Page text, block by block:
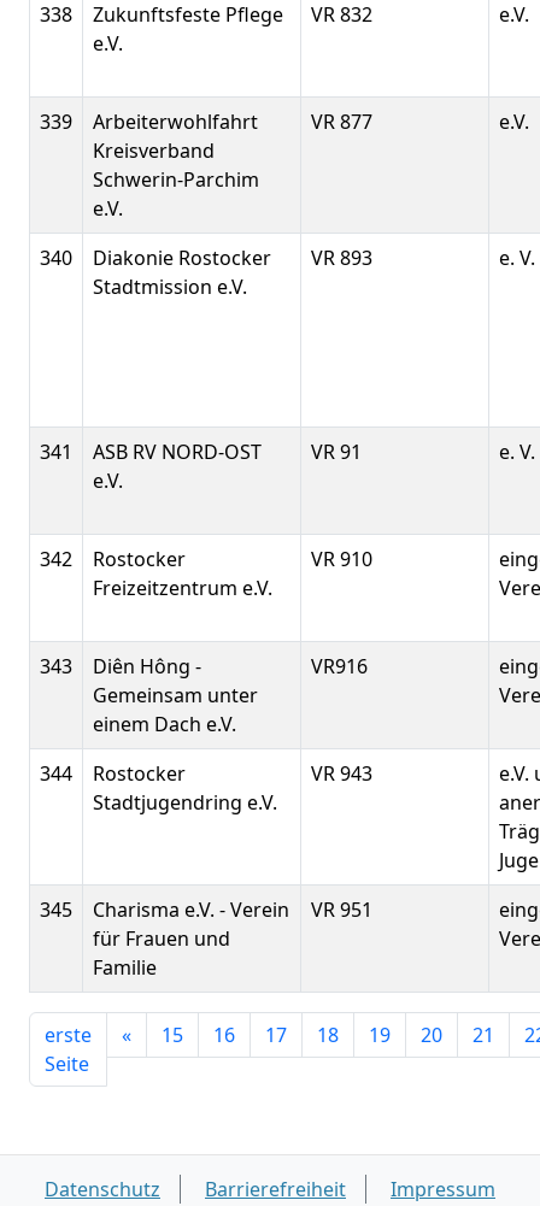
338
Zukunftsfeste Pflege
e.V.
VR 832 e.V.
339
Arbeiterwohlfahrt
Kreisverband
Schwerin-Parchim
e.V.
VR 877 e.V.
340
Diakonie Rostocker
Stadtmission e.V.
VR 893 e. V.
341
ASB RV NORD-OST
e.V.
VR 91 e. V.
342
Rostocker
Freizeitzentrum e.V.
VR 910
343
Diên Hông -
Gemeinsam unter
einem Dach e.V.
VR916
344
Rostocker
Stadtjugendring e.V.
VR 943
e.V.
345
Charisma e.V. - Verein
für Frauen und
Familie
VR 951
erste
Seite
« 15 16 17 18 19 20 21
Datenschutz Barrierefreiheit Impressum